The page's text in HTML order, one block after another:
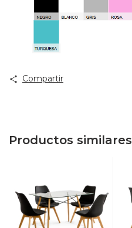
Compartir
Productos similares